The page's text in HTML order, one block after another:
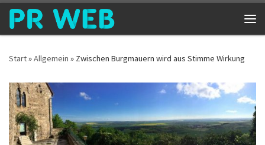
Zum Inhalt springen
Start»Allgemein » Zwischen Burgmauern wird aus Stimme Wirkung